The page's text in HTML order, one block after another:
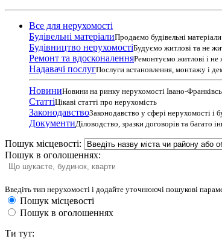
Все для нерухомості
Будівельні матеріалиПродаємо будівельні
Будівництво нерухомостіБудуємо житлові та не
Ремонт та вдосконаленняРемонтуємо житлові і
Надавачі послугПослуги встановлення, монтажу і
НовиниНовини на ринку нерухомості Івано-
СтаттіЦікаві статті про нерухомість
ЗаконодавствоЗаконодавство у сфері нерухомості і
ДокументиДіловодство, зразки договорів та багато
Пошук місцевості:
Пошук в оголошеннях:
Введіть тип нерухомості і додайте уточнюючі пошукові
Пошук місцевості
Пошук в оголошеннях
Ти тут: